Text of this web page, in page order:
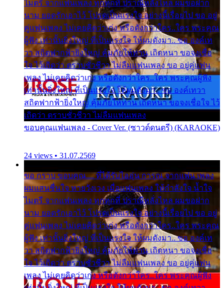
ไมตรี จากแฟนเพลง ทุกทุกที่ ปราณีหลั่งไหล ผมขอฝาก
นาม ยอดรักเอาไว้ โปรดเป็นแรงใจ อย่างนี้เรื่อยไป ขอ อยู่
คู่แฟนเพลง ไม่เคยคิดว่าเก่ง หรือดังกว่าใคร..ใคร พระคุณ
ผู้ฟัง เท่านั้นยิ่งใหญ่ ที่เป็นแรงใจ ให้ผมดังมา.. ขอ องค์เท
วา สถิตฟากฟ้ายิ่งใหญ่ คุ้มภัยให้ท่าน เถิดหนา ขอจงเชื่อ
ใจ ไว้เถิดว่า ตราบชั่วชีวา ไม่ลืมแฟนเพลง ขอ อยู่คู่แฟน
เพลง ไม่เคยคิดว่าเก่ง หรือดังกว่าใคร..ใคร พระคุณผู้ฟัง
เท่านั้นยิ่งใหญ่ ที่เป็นแรงใจ ให้ผมดังมา.. ขอ องค์เทวา
สถิตฟากฟ้ายิ่งใหญ่ คุ้มภัยให้ท่าน เถิดหนา ขอจงเชื่อใจ ไว้
เถิดว่า ตราบชั่วชีวา ไม่ลืมแฟนเพลง
ขอบคุณแฟนเพลง - Cover Ver. (ซาวด์ดนตรี) (KARAOKE)
24 views • 31.07.2569
ขอ กราบ ขอบคุณ.... ที่ได้รับไออุ่น การุณ จากแฟน เพลง
ผมแสนชื่นใจ หายวังเวง เมื่อแฟนเพลง ให้กำลังใจ น้ำใจ
ไมตรี จากแฟนเพลง ทุกทุกที่ ปราณีหลั่งไหล ผมขอฝาก
นาม ยอดรักเอาไว้ โปรดเป็นแรงใจ อย่างนี้เรื่อยไป ขอ อยู่
คู่แฟนเพลง ไม่เคยคิดว่าเก่ง หรือดังกว่าใคร..ใคร พระคุณ
ผู้ฟัง เท่านั้นยิ่งใหญ่ ที่เป็นแรงใจ ให้ผมดังมา.. ขอ องค์เท
วา สถิตฟากฟ้ายิ่งใหญ่ คุ้มภัยให้ท่าน เถิดหนา ขอจงเชื่อ
ใจ ไว้เถิดว่า ตราบชั่วชีวา ไม่ลืมแฟนเพลง ขอ อยู่คู่แฟน
เพลง ไม่เคยคิดว่าเก่ง หรือดังกว่าใคร..ใคร พระคุณผู้ฟัง